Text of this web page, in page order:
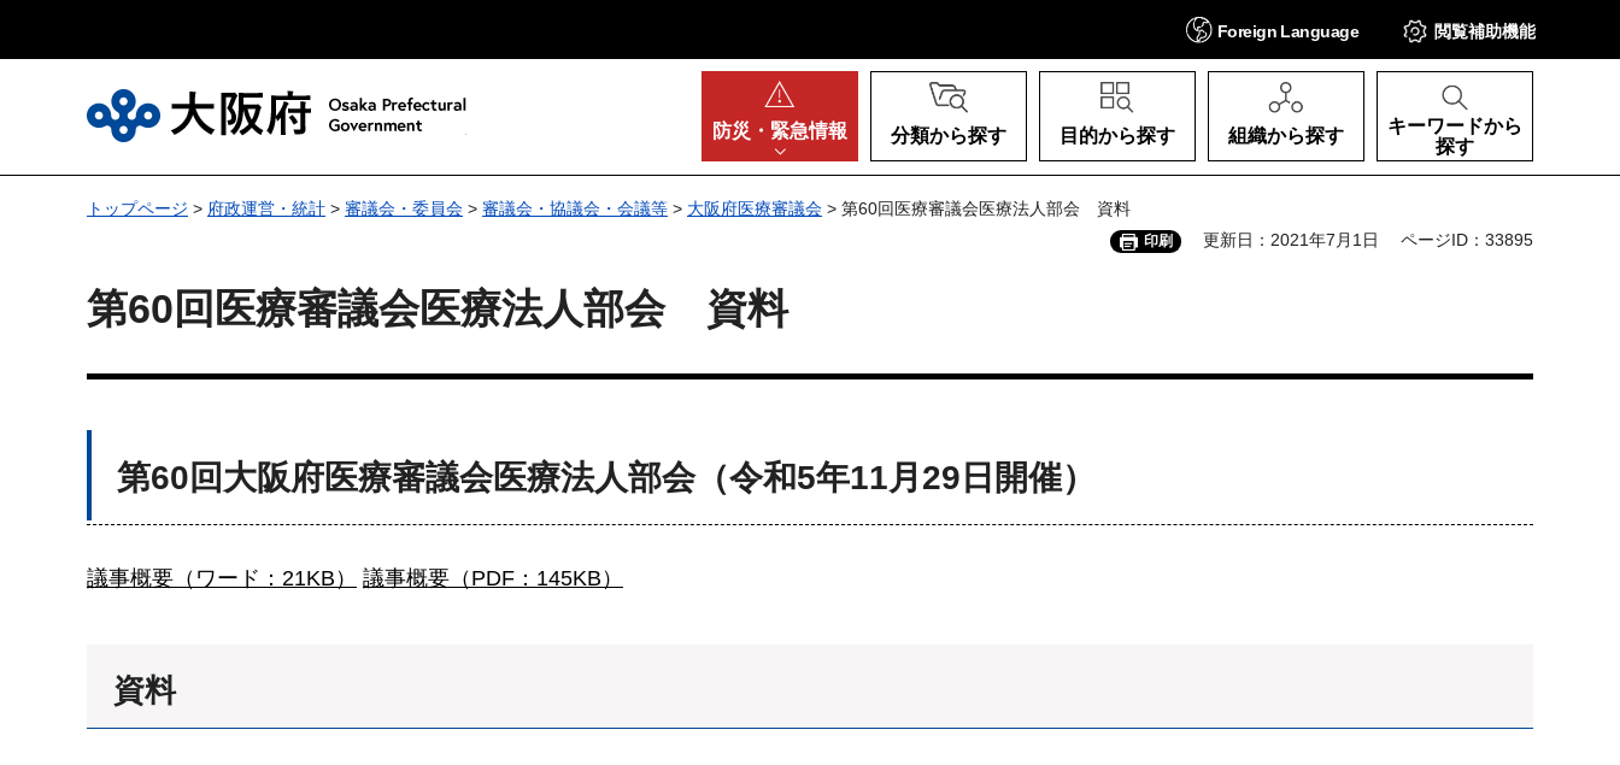
Foreign Language 閲覧補助機能
防災・ 緊急情報 分類から探す 目的から探す 組織から探す
キーワードから
探す
トップページ > 府政運営・統計 > 審議会・委員会 > 審議会・協議会・会議等 > 大阪府医療審議会 > 第60回医療審議会医療法人部会 資料
印刷 更新日：2021年7月1日 ページID：33895
第60回医療審議会医療法人部会 資料
第60回大阪府医療審議会医療法人部会（令和5年11月29日開催）
議事概要（ワード：21KB） 議事概要（PDF：145KB）
資料